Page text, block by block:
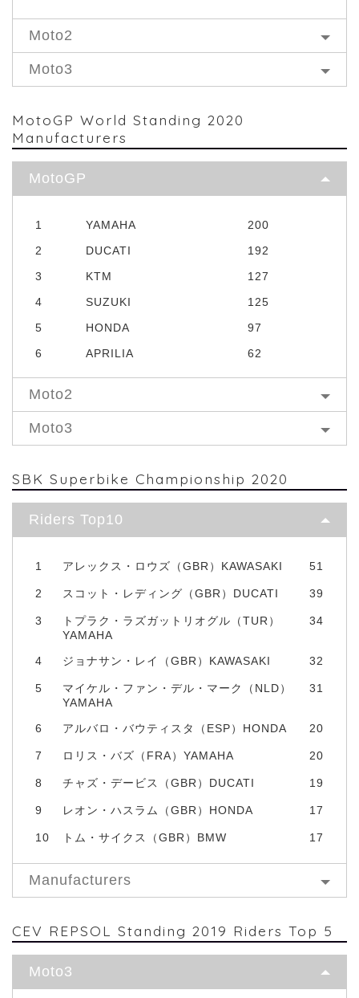
Moto2
Moto3
MotoGP World Standing 2020
Manufacturers
MotoGP
1 YAMAHA
200
2
DUCATI
192
3
KTM
127
4
SUZUKI
125
5
HONDA
97
6
APRILIA 62
Moto2
Moto3
SBK Superbike Championship 2020
Riders Top10
1 アレックス・ロウズ（GBR）KAWASAKI 51
2 スコット・レディング（GBR）DUCATI 39
3
トプラク・ラズガットリオグル（TUR）
YAMAHA
34
4 ジョナサン・レイ（GBR）KAWASAKI 32
5
マイケル・ファン・デル・マーク（NLD）
YAMAHA
31
6 アルバロ・バウティスタ（ESP）HONDA 20
7 ロリス・バズ（FRA）YAMAHA 20
8 チャズ・デービス（GBR）DUCATI 19
9 レオン・ハスラム（GBR）HONDA 17
10 トム・サイクス（GBR）BMW 17
Manufacturers
CEV REPSOL Standing 2019 Riders Top 5
Moto3